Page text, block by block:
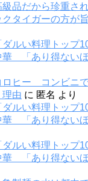
品だから珍重さ
タイガーの方が
ダルい料理トップ
華 「あり得ないほ
ロヒー コンビニ
理由 に 匿名 より
ダルい料理トップ
華 「あり得ないほ
ダルい料理トップ
華 「あり得ないほ